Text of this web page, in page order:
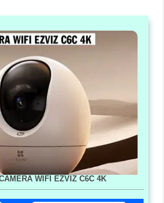
WIFI EZVIZ C6C 4K